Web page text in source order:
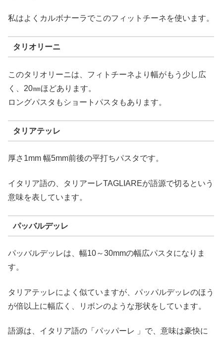
私はよくカルボナーラでこのフィットチーネを使います。
タリオリーニ
このタリオリーニは、フィトチーネより幅がもう少し広
く、20㎜ほどあります。
ロングパスタもショートパスタもあります。
タリアテッレ
厚さ1mm 幅5mm前後の平打ちパスタです。
イタリア語の、タリアーレTAGLIAREが語源で切るという
意味を表しています。
パッバルデッレ
パッバルデッレは、幅10～30mmの幅広パスタになりま
す。
タリアテッレによく似ていますが、パッパルデッレのほう
が倍以上に幅広く、リボンのような形状をしています。
語源は、イタリア語の「パッパーレ 」で、意味は豪快に